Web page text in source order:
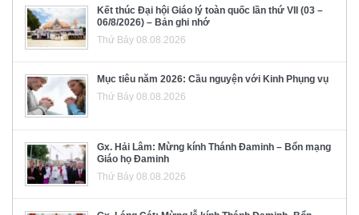
Kết thúc Đại hội Giáo lý toàn quốc lần thứ VII (03 –
06/8/2026) – Bản ghi nhớ
Thứ Bảy 08.08.2026
Mục tiêu năm 2026: Cầu nguyện với Kinh Phụng vụ
Thứ Bảy 08.08.2026
Gx. Hải Lâm: Mừng kính Thánh Đaminh – Bổn mạng
Giáo họ Đaminh
Thứ Bảy 08.08.2026